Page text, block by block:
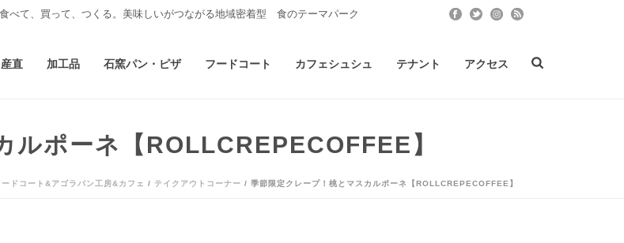
て、買って、つくる。美味しいがつながる地域密着型 食のテーマパーク
産直 加工品 石窯パン・ピザ フードコート カフェシュシュ テナント アクセス
ルポーネ【ROLLCREPECOFFEE】
ードコート&アゴラパン工房&カフェ / テイクアウトコーナー / 季節限定クレープ！桃とマスカルポーネ【ROLLCREPECOFFEE】